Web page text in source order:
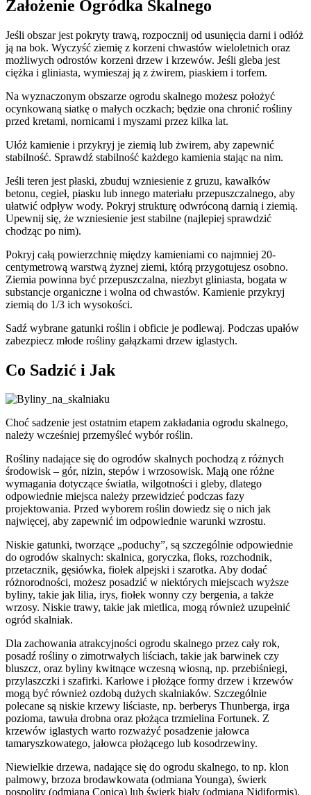
Założenie Ogródka Skalnego
Jeśli obszar jest pokryty trawą, rozpocznij od usunięcia darni i odłóż
ją na bok. Wyczyść ziemię z korzeni chwastów wieloletnich oraz
możliwych odrostów korzeni drzew i krzewów. Jeśli gleba jest
ciężka i gliniasta, wymieszaj ją z żwirem, piaskiem i torfem.
Na wyznaczonym obszarze ogrodu skalnego możesz położyć
ocynkowaną siatkę o małych oczkach; będzie ona chronić rośliny
przed kretami, nornicami i myszami przez kilka lat.
Ułóż kamienie i przykryj je ziemią lub żwirem, aby zapewnić
stabilność. Sprawdź stabilność każdego kamienia stając na nim.
Jeśli teren jest płaski, zbuduj wzniesienie z gruzu, kawałków
betonu, cegieł, piasku lub innego materiału przepuszczalnego, aby
ułatwić odpływ wody. Pokryj strukturę odwróconą darnią i ziemią.
Upewnij się, że wzniesienie jest stabilne (najlepiej sprawdzić
chodząc po nim).
Pokryj całą powierzchnię między kamieniami co najmniej 20-
centymetrową warstwą żyznej ziemi, którą przygotujesz osobno.
Ziemia powinna być przepuszczalna, niezbyt gliniasta, bogata w
substancje organiczne i wolna od chwastów. Kamienie przykryj
ziemią do 1/3 ich wysokości.
Sadź wybrane gatunki roślin i obficie je podlewaj. Podczas upałów
zabezpiecz młode rośliny gałązkami drzew iglastych.
Co Sadzić i Jak
Choć sadzenie jest ostatnim etapem zakładania ogrodu skalnego,
należy wcześniej przemyśleć wybór roślin.
Rośliny nadające się do ogrodów skalnych pochodzą z różnych
środowisk – gór, nizin, stepów i wrzosowisk. Mają one różne
wymagania dotyczące światła, wilgotności i gleby, dlatego
odpowiednie miejsca należy przewidzieć podczas fazy
projektowania. Przed wyborem roślin dowiedz się o nich jak
najwięcej, aby zapewnić im odpowiednie warunki wzrostu.
Niskie gatunki, tworzące „poduchy”, są szczególnie odpowiednie
do ogrodów skalnych: skalnica, goryczka, floks, rozchodnik,
przetacznik, gęsiówka, fiołek alpejski i szarotka. Aby dodać
różnorodności, możesz posadzić w niektórych miejscach wyższe
byliny, takie jak lilia, irys, fiołek wonny czy bergenia, a także
wrzosy. Niskie trawy, takie jak mietlica, mogą również uzupełnić
ogród skalniak.
Dla zachowania atrakcyjności ogrodu skalnego przez cały rok,
posadź rośliny o zimotrwałych liściach, takie jak barwinek czy
bluszcz, oraz byliny kwitnące wczesną wiosną, np. przebiśniegi,
przylaszczki i szafirki. Karłowe i płożące formy drzew i krzewów
mogą być również ozdobą dużych skalniaków. Szczególnie
polecane są niskie krzewy liściaste, np. berberys Thunberga, irga
pozioma, tawuła drobna oraz płożąca trzmielina Fortunek. Z
krzewów iglastych warto rozważyć posadzenie jałowca
tamaryszkowatego, jałowca płożącego lub kosodrzewiny.
Niewielkie drzewa, nadające się do ogrodu skalnego, to np. klon
palmowy, brzoza brodawkowata (odmiana Younga), świerk
pospolity (odmiana Conica) lub świerk biały (odmiana Nidiformis).